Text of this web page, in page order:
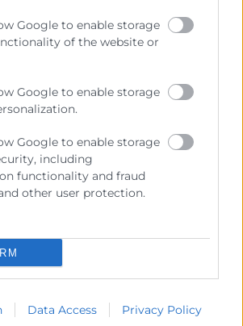
Google to enable storage
of the website or
Google to enable storage
Google to enable storage
including
functionality and fraud
other user protection.
Data Access Privacy Policy
8 – 46980